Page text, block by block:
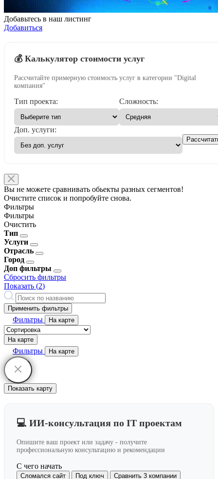
Добавьтесь в наш листинг
Добавиться
💰 Калькулятор стоимости услуг
Рассчитайте примерную стоимость услуг в категории "Digital
компания"
Тип проекта: Сложность:
Доп. услуги:
Вы не можете сравнивать обьекты разных сегментов!
Очистите список и попробуйте снова.
Фильтры
Фильтры
Очистить
Тип
Услуги
Отрасль
Город
Доп фильтры
Сбросить фильтры
Показать (2)
Применить фильтры
Фильтры На карте
На карте
Фильтры На карте
Показать карту
💻 ИИ-консультация по IT проектам
Опишите ваш проект или задачу - получите
профессиональную консультацию и рекомендации
С чего начать
Сломался сайт Под ключ Сравнить 3 компании